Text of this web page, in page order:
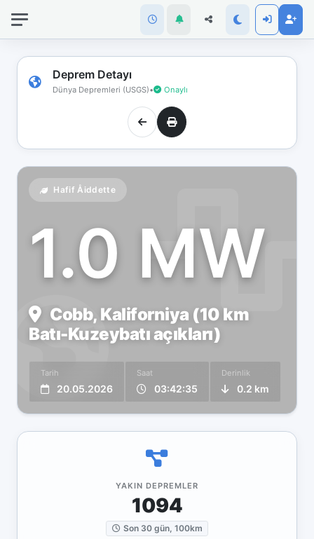
Deprem Detayı
Dünya Depremleri (USGS)• Onaylı
Hafif Åiddette
1.0 MW
Cobb, Kaliforniya (10 km
Batı-Kuzeybatı açıkları)
Tarih
20.05.2026
Saat
03:42:35
Derinlik
0.2 km
YAKIN DEPREMLER
1094
Son 30 gün, 100km
bağlantınız
koptu!
Çevrimdışı
moddasınız.